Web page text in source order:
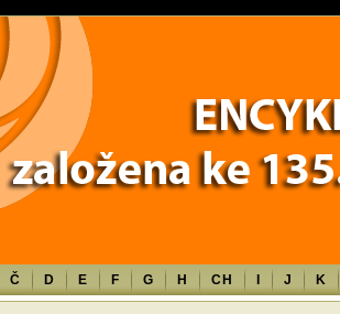
constant TXT - assumed 'TXT' (this will throw
functions.php
Č D E F G H CH J K